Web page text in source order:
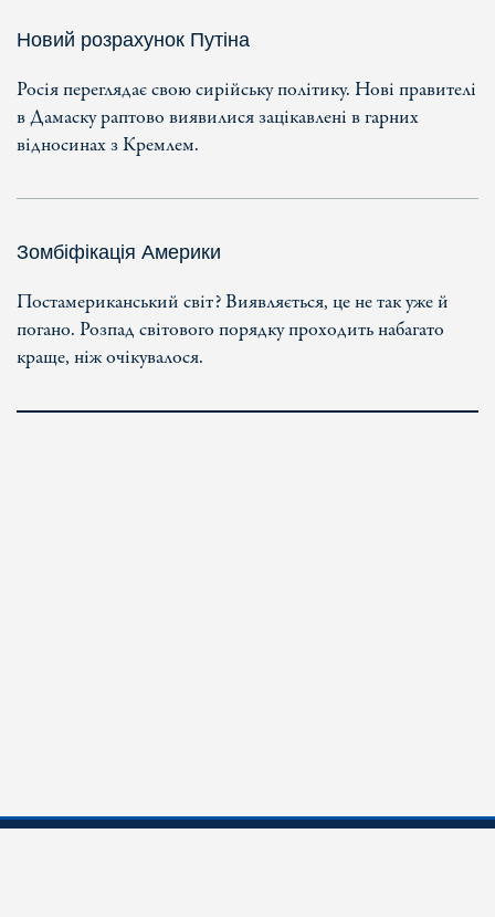
Новий розрахунок Путіна
Росія переглядає свою сирійську політику. Нові правителі
в Дамаску раптово виявилися зацікавлені в гарних
відносинах з Кремлем.
Зомбіфікація Америки
Постамериканський світ? Виявляється, це не так уже й
погано. Розпад світового порядку проходить набагато
краще, ніж очікувалося.